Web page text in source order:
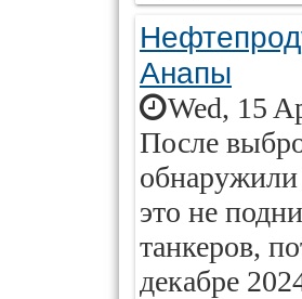
Анапы
Wed, 15
После
это не
танкеров,
декабре